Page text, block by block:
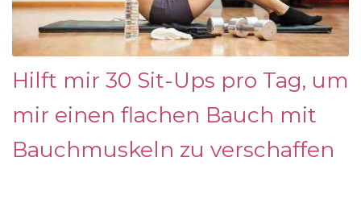
Hilft mir 30 Sit-Ups pro Tag, um
mir einen flachen Bauch mit
Bauchmuskeln zu verschaffen